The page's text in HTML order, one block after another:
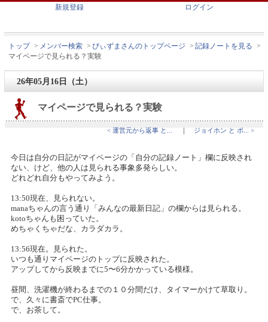
新規登録 ログイン
トップ > メンバー検索 > ぴぃずまさんのトップページ > 記録ノートを見る >
マイページで見られる？実験
26年05月16日（土）
マイページで見られる？実験
< 運営元から返事 と... ｜ ジョイホン と ポ... >
今日は自分の日記がマイページの「自分の記録ノート」欄に反映され
ない、けど、他の人は見られる事象多発らしい。
どれどれ自分もやってみよう。
13:50現在、見られない。
manaちゃんの言う通り「みんなの最新日記」の欄からは見られる。
kotoちゃんも困っていた。
めちゃくちゃだな、カラダカラ。
13:56現在。見られた。
いつも通りマイページのトップに反映された。
アップしてから反映までに5〜6分かかっている模様。
昼間、洗濯機が終わるまでの１０分間だけ、タイマーかけて草取り。
で、久々に書斎でPC仕事。
で、お茶して。